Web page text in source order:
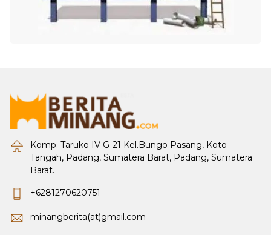
Komp. Taruko IV G-21 Kel.Bungo Pasang, Koto
Tangah, Padang, Sumatera Barat, Padang, Sumatera
Barat.
+6281270620751
minangberita(at)gmail.com